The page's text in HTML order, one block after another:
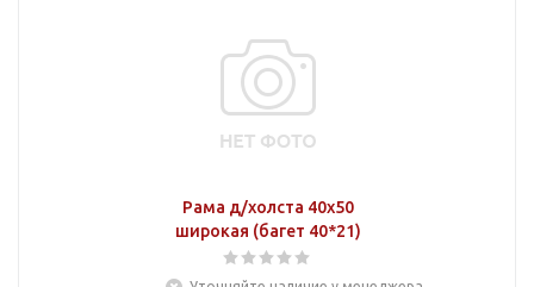
Рама д/холста 40х50
широкая (багет 40*21)